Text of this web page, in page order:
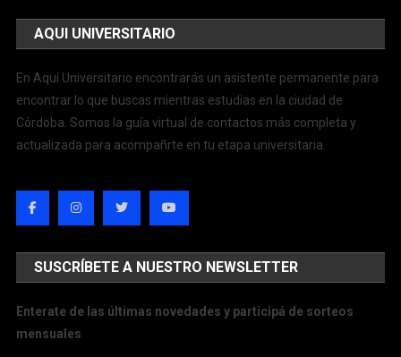
AQUI UNIVERSITARIO
En Aquí Universitario encontrarás un asistente permanente para
encontrar lo que buscas mientras estudias en la ciudad de
Córdoba. Somos la guía virtual de contactos más completa y
actualizada para acompañrte en tu etapa universitaria.
SUSCRÍBETE A NUESTRO NEWSLETTER
Enterate de las últimas novedades y participá de sorteos
mensuales